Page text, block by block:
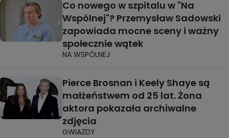
Co nowego w szpitalu w "Na
Wspólnej"? Przemysław Sadowski
zapowiada mocne sceny i ważny
społecznie wątek
NA WSPÓLNEJ
Pierce Brosnan i Keely Shaye są
małżeństwem od 25 lat. Żona
aktora pokazała archiwalne
zdjęcia
GWIAZDY